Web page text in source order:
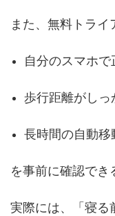
また、無料トライ
自分のスマホ
歩行距離がし
長時間の自動
を事前に確認でき
実際には、「寝る